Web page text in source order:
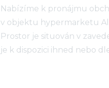
Nabízíme k pronájmu
v objektu hypermarketu
Prostor je situován v
je k dispozici ihned nebo